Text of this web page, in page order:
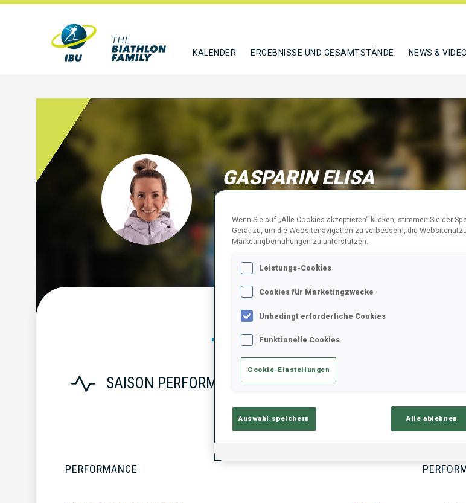
KALENDER ERGEBNISSE UND GESAMTSTÄNDE NEWS &
GASPARIN ELISA
FOLGEN
Statistik Ergebnisse und Gesamtstände
SAISON PERFORMANCE
PERFORMANCE
Wenn Sie auf „Alle Cookies akzeptieren“ klicken, stimmen Sie der
Gerät zu, um die Websitenavigation zu verbessern, die
Marketingbemühungen zu unterstützen.
Leistungs-Cookies
Cookies für Marketingzwecke
Unbedingt erforderliche Cookies
Funktionelle Cookies
Cookie-Einstellungen
Auswahl speichern Alle ablehnen